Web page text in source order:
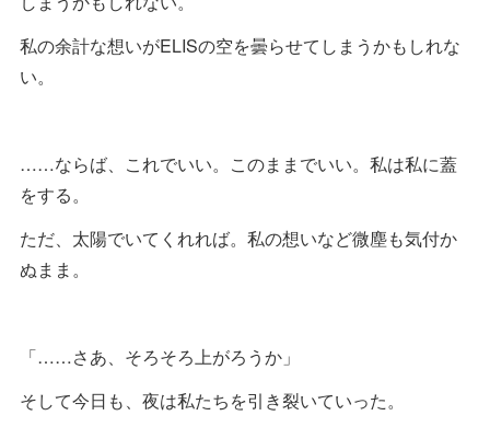
私の余計な想いがELISの空を曇らせてしまうかもしれな
い。
……ならば、これでいい。このままでいい。私は私に蓋
をする。
ただ、太陽でいてくれれば。私の想いなど微塵も気付か
ぬまま。
「……さあ、そろそろ上がろうか」
そして今日も、夜は私たちを引き裂いていった。